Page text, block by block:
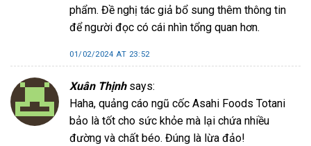
phẩm. Đề nghị tác giả bổ sung thêm thông tin
để người đọc có cái nhìn tổng quan hơn.
01/02/2024 AT 23:52
Xuân Thịnh says:
Haha, quảng cáo ngũ cốc Asahi Foods Totani
bảo là tốt cho sức khỏe mà lại chứa nhiều
đường và chất béo. Đúng là lừa đảo!